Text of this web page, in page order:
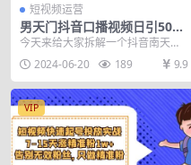
短视频运营
男天门抖音口播视频日引500
+创业粉拆解教程！含不出镜
等多种玩法普通人…
今天来给大家拆解一个抖音南天门
口播类视频来引流创业粉的教程，
通过口播的形式来进行...
2024-06-20 189 9.9
VIP